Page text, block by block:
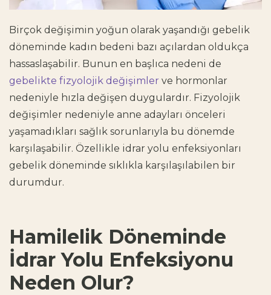
Birçok değişimin yoğun olarak yaşandığı gebelik
döneminde kadın bedeni bazı açılardan oldukça
hassaslaşabilir. Bunun en başlıca nedeni de
gebelikte fizyolojik değişimler ve hormonlar
nedeniyle hızla değişen duygulardır. Fizyolojik
değişimler nedeniyle anne adayları önceleri
yaşamadıkları sağlık sorunlarıyla bu dönemde
karşılaşabilir. Özellikle idrar yolu enfeksiyonları
gebelik döneminde sıklıkla karşılaşılabilen bir
durumdur.
Hamilelik Döneminde
İdrar Yolu Enfeksiyonu
Neden Olur?